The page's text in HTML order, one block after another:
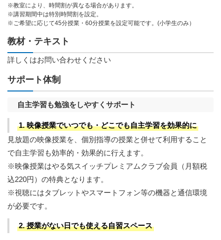
※教室により、時間割が異なる場合があります。
※講習期間中は特別時間割を設定。
※ご希望に応じて45分授業・60分授業を設定可能です。(小学生のみ）
教材・テキスト
詳しくはお問い合わせください
サポート体制
自主学習も勉強をしやすくサポート
1. 映像授業でいつでも・どこでも自主学習を効果的に
見放題の映像授業を、個別指導の授業と併せて利用すること
で自主学習も効率的・効果的に行えます。
※映像授業はやる気スイッチプレミアムクラブ会員（月額税
込220円）の特典となります。
※視聴にはタブレットやスマートフォン等の機器と通信環境
が必要です。
2. 授業がない日でも使える自習スペース